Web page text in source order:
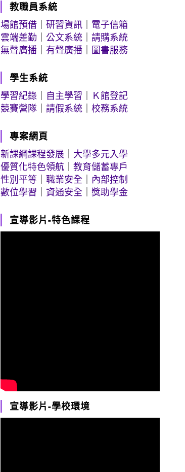
教職員系統
場館預借 ｜研習資訊
電子信箱
雲端差勤 ｜公文系統 ｜請購系統
無聲廣播
有聲廣播 圖書服務
學生系統
學習紀錄
自主學習
Ｋ館登記
競賽營隊 ｜請假系統 ｜校務系統
專案網頁
新課綱課程發展
大學多元入學
優質化特色領航 ｜教育儲蓄專戶
性別平等 ｜職業安全
內部控制
數位學習 ｜資通安全 ｜獎助學金
宣導影片-特色課程
宣導影片-學校環境